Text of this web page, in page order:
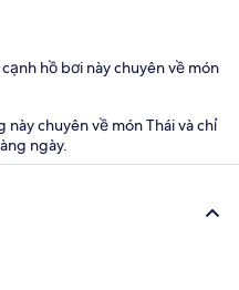
hồ bơi này chuyên về món
này chuyên về món Thái và chỉ
ngày.